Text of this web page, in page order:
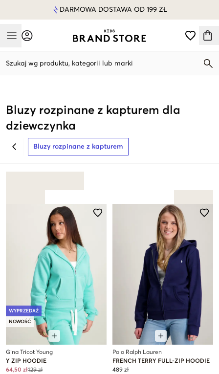
DARMOWA DOSTAWA OD 199 ZŁ
Mobile Menu
Szukaj wg produktu, kategorii lub marki
Bluzy rozpinane z kapturem dla
dziewczynka
BACK Bluzy rozpinane z kapturem
WYPRZEDAŻ
NOWOŚĆ
Gina Tricot Young
Y ZIP HOODIE
64,50 zł129 zł
Polo Ralph Lauren
FRENCH TERRY FULL-ZIP HOODIE
489 zł